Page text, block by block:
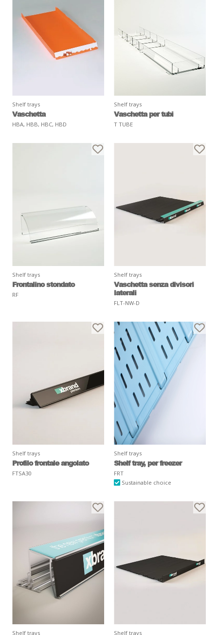
Shelf trays
Vaschetta
HBA, HBB, HBC, HBD
Shelf trays
Vaschetta per tubi
T TUBE
Shelf trays
Frontalino stondato
RF
Shelf trays
Vaschetta senza divisori
laterali
FLT-NW-D
Shelf trays
Profilo frontale angolato
FTSA30
Shelf trays
Shelf tray, per freezer
FRT
Sustainable choice
Shelf trays Shelf trays